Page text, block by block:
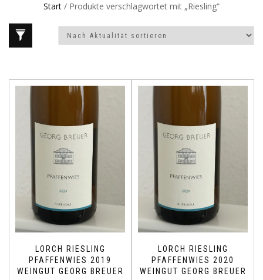
Start / Produkte verschlagwortet mit „Riesling“
LORCH RIESLING
PFAFFENWIES 2019
WEINGUT GEORG BREUER
LORCH RIESLING
PFAFFENWIES 2020
WEINGUT GEORG BREUER